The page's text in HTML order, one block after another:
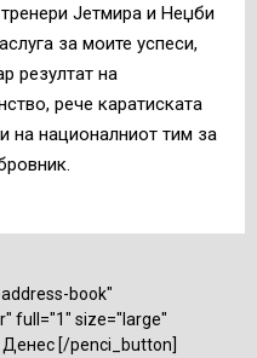
Јетмира и Неџби
за моите успеси,
резултат на
рече каратиската
на националниот тим за
book"
full="1" size="large"
Денес [/penci_button]